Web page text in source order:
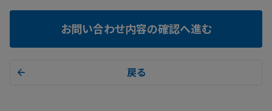
お問い合わせ内容の確認へ進む
戻る